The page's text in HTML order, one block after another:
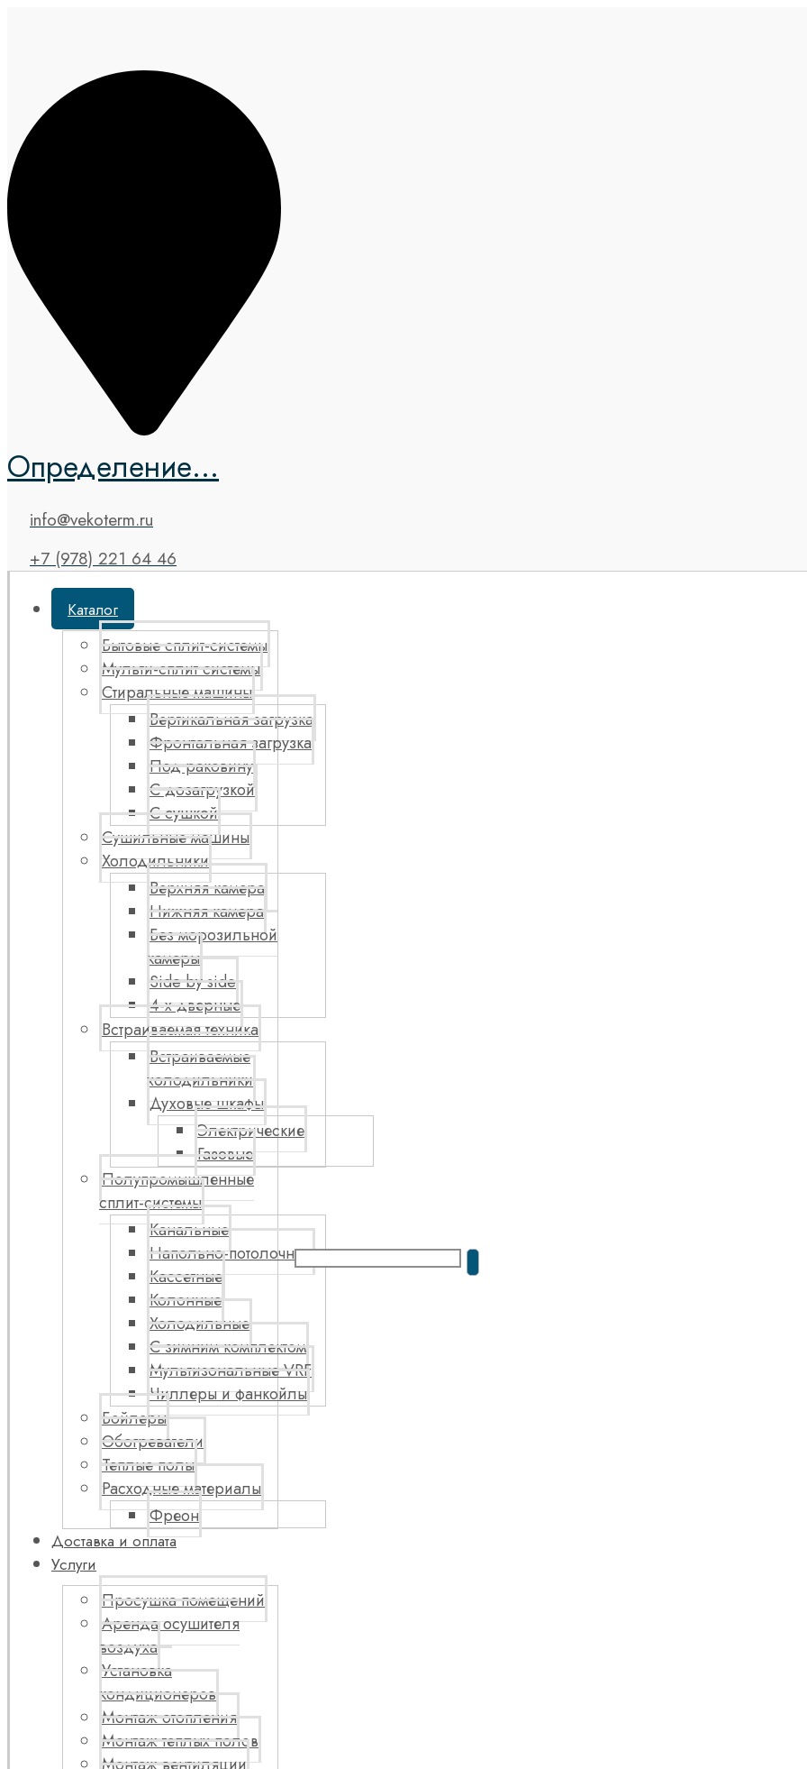
Определение...
info@vekoterm.ru
+7 (978) 221 64 46
Каталог
Бытовые сплит-системы
Мульти-сплит системы
Стиральные машины
Вертикальная загрузка
Фронтальная загрузка
Под раковину
С дозагрузкой
С сушкой
Сушильные машины
Холодильники
Верхняя камера
Нижняя камера
Без морозильной
камеры
Side by side
4-х дверные
Встраиваемая техника
Встраиваемые
холодильники
Духовые шкафы
Электрические
Газовые
Полупромышленные
сплит-системы
Канальные
Напольно-потолочные
Кассетные
Колонные
Холодильные
С зимним комплектом
Мультизональные VRF
Чиллеры и фанкойлы
Бойлеры
Обогреватели
Теплые полы
Расходные материалы
Фреон
Доставка и оплата
Услуги
Просушка помещений
Аренда осушителя
воздуха
Установка
кондиционеров
Монтаж отопления
Монтаж теплых полов